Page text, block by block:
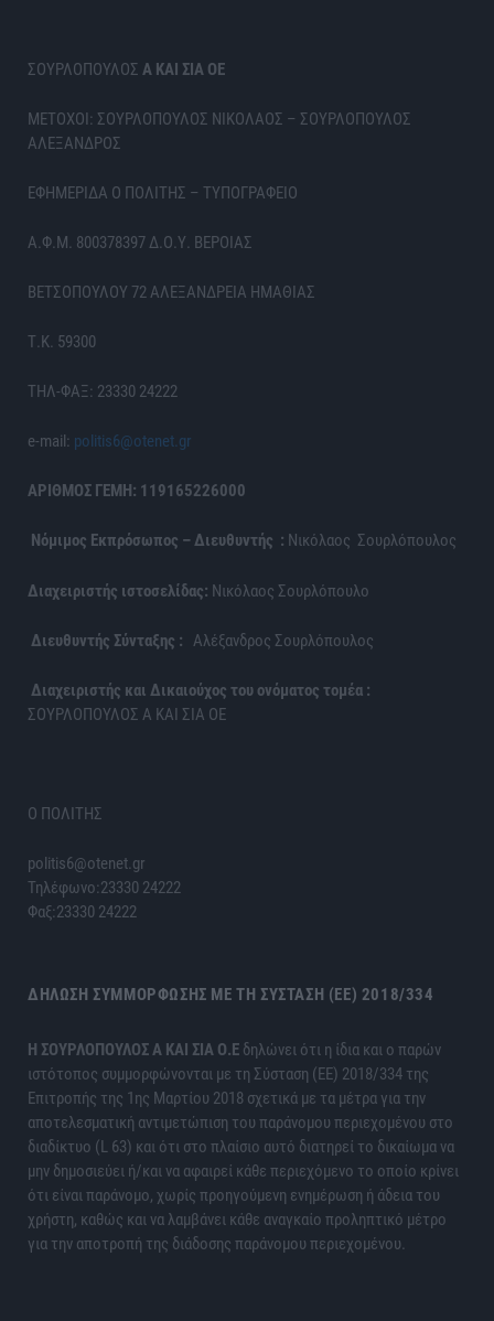
ΣΟΥΡΛΟΠΟΥΛΟΣ Α ΚΑΙ ΣΙΑ ΟΕ
ΜΕΤΟΧΟΙ: ΣΟΥΡΛΟΠΟΥΛΟΣ ΝΙΚΟΛΑΟΣ – ΣΟΥΡΛΟΠΟΥΛΟΣ
ΑΛΕΞΑΝΔΡΟΣ
ΕΦΗΜΕΡΙΔΑ Ο ΠΟΛΙΤΗΣ – ΤΥΠΟΓΡΑΦΕΙΟ
Α.Φ.Μ. 800378397 Δ.Ο.Υ. ΒΕΡΟΙΑΣ
ΒΕΤΣΟΠΟΥΛΟΥ 72 ΑΛΕΞΑΝΔΡΕΙΑ ΗΜΑΘΙΑΣ
Τ.Κ. 59300
ΤΗΛ-ΦΑΞ: 23330 24222
e-mail: politis6@otenet.gr
ΑΡΙΘΜΟΣ ΓΕΜΗ: 119165226000
Νόμιμος Εκπρόσωπος – Διευθυντής : Νικόλαος Σουρλόπουλος
Διαχειριστής ιστοσελίδας: Νικόλαος Σουρλόπουλο
Διευθυντής Σύνταξης : Αλέξανδρος Σουρλόπουλος
Διαχειριστής και Δικαιούχος του ονόματος τομέα :
ΣΟΥΡΛΟΠΟΥΛΟΣ Α ΚΑΙ ΣΙΑ ΟΕ
Ο ΠΟΛΙΤΗΣ
politis6@otenet.gr
Τηλέφωνο:23330 24222
Φαξ:23330 24222
ΔΉΛΩΣΗ ΣΥΜΜΌΡΦΩΣΗΣ ΜΕ ΤΗ ΣΎΣΤΑΣΗ (ΕΕ) 2018/334
H ΣΟΥΡΛΟΠΟΥΛΟΣ Α ΚΑΙ ΣΙΑ Ο.Ε δηλώνει ότι η ίδια και ο παρών
ιστότοπος συμμορφώνονται με τη Σύσταση (ΕΕ) 2018/334 της
Επιτροπής της 1ης Μαρτίου 2018 σχετικά με τα μέτρα για την
αποτελεσματική αντιμετώπιση του παράνομου περιεχομένου στο
διαδίκτυο (L 63) και ότι στο πλαίσιο αυτό διατηρεί το δικαίωμα να
μην δημοσιεύει ή/και να αφαιρεί κάθε περιεχόμενο το οποίο κρίνει
ότι είναι παράνομο, χωρίς προηγούμενη ενημέρωση ή άδεια του
χρήστη, καθώς και να λαμβάνει κάθε αναγκαίο προληπτικό μέτρο
για την αποτροπή της διάδοσης παράνομου περιεχομένου.